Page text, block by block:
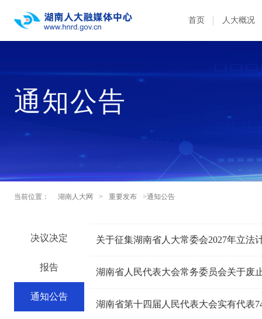
首页 人大概况
通知公告
当前位置： 湖南人大网 > 重要发布 >通知公告
决议决定
报告
通知公告
关于征集湖南省人大常委会2027年立法
湖南省人民代表大会常务委员会关于废
湖南省第十四届人民代表大会实有代表